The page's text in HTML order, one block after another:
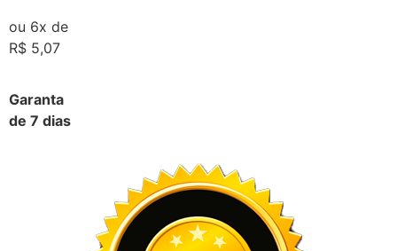
ou 6x de
R$ 5,07
Garanta
de 7 dias